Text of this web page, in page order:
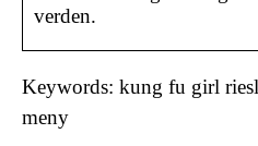
verden.
Keywords: kung fu girl
meny